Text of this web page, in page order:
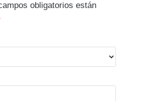
obligatorios están